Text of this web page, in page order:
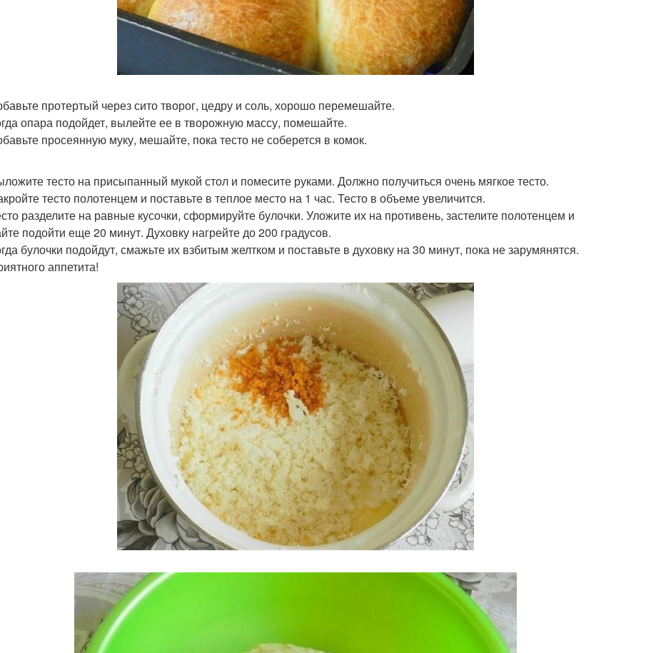
протертый через сито творог, цедру и соль, хорошо перемешайте.
опара подойдет, вылейте ее в творожную массу, помешайте.
просеянную муку, мешайте, пока тесто не соберется в комок.
тесто на присыпанный мукой стол и помесите руками. Должно получиться очень мягкое тесто.
тесто полотенцем и поставьте в теплое место на 1 час. Тесто в объеме увеличится.
разделите на равные кусочки, сформируйте булочки. Уложите их на противень, застелите полотенцем и
подойти еще 20 минут. Духовку нагрейте до 200 градусов.
булочки подойдут, смажьте их взбитым желтком и поставьте в духовку на 30 минут, пока не зарумянятся.
аппетита!